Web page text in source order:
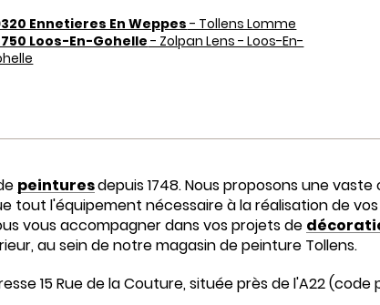
Ennetieres En Weppes- Tollens Lomme
Loos-En-Gohelle - Zolpan Lens - Loos-En-
peinturesdepuis 1748. Nous proposons une
tout l'équipement nécessaire à la réalisation de
vous accompagner dans vos projets de
au sein de notre magasin de peinture Tollens.
15 Rue de la Couture, située près de l'A22